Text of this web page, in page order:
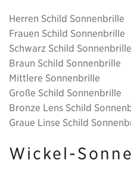
Herren Schild Sonnenbrille
Frauen Schild Sonnenbrille
Schwarz Schild Sonnenbrille
Braun Schild Sonnenbrille
Mittlere Sonnenbrille
Große Schild Sonnenbrille
Bronze Lens Schild
Graue Linse Schild
Wickel-